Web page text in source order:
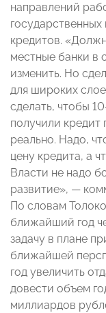
направлений
кредитов.
местные банки в
изменить. Но
для широких
сделать, чтобы
получили кредит
реально. Надо,
цену кредита, а
Власти не надо
развитие», —
По словам
ближайший год
задачу в плане
ближайшей
год увеличить
довести объем
миллиардов